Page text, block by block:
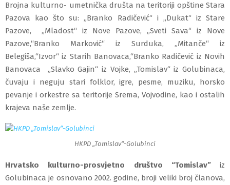
Brojna kulturno- umetnička društa na teritoriji opštine Stara
Pazova kao što su: „Branko Radičević“ i „Dukat“ iz Stare
Pazove, „Mladost“ iz Nove Pazove, „Sveti Sava“ iz Nove
Pazove,“Branko Marković“ iz Surduka, „Mitanče“ iz
Belegiša,“Izvor“ iz Starih Banovaca,“Branko Radičević iz Novih
Banovaca „Slavko Gajin“ iz Vojke, „Tomislav“ iz Golubinaca,
čuvaju i neguju stari folklor, igre, pesme, muziku, horsko
pevanje i orkestre sa teritorije Srema, Vojvodine, kao i ostalih
krajeva naše zemlje.
HKPD „Tomislav“-Golubinci
Hrvatsko kulturno-prosvjetno društvo “Tomislav” iz
Golubinaca je osnovano 2002. godine, broji veliki broj članova,